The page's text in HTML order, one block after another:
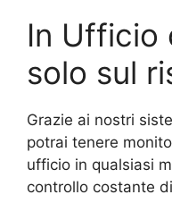
In Ufficio
solo sul
Grazie ai nostri
potrai tenere
ufficio in qualsiasi
controllo costante